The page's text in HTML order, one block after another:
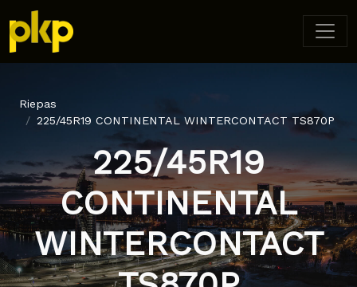
Riepas
225/45R19 CONTINENTAL WINTERCONTACT TS870P
225/45R19
CONTINENTAL
WINTERCONTACT